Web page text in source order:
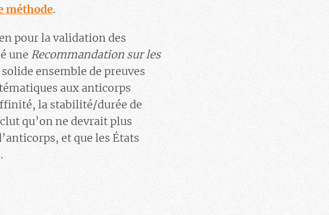
méthode.
pour la validation des
une Recommandation sur les
ensemble de preuves
aux anticorps
la stabilité/durée de
qu’on ne devrait plus
et que les États